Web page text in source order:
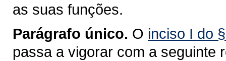
as suas funções.
Parágrafo único. O inciso I do
passa a vigorar com a seguinte